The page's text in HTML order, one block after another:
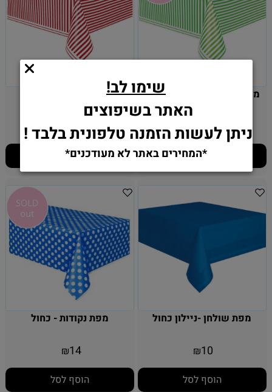
מפת שולחן ירוק בהיר פסים
₪11.90
הוסף לסל
מפת שולחן אדום פסים
137*274 ניילון
₪11.90
הוסף לסל
מפת שולחן -ניילון כחול
₪10
הוסף לסל
מפת נקודות - כחול
₪14
הוסף לסל
שימו לב!
האתר בשיפוצים
ניתן לעשות הזמנה טלפונית בלבד !
*המחירים באתר לא מעודכנים*